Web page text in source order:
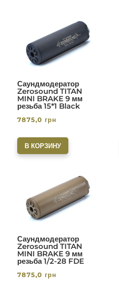
Саундмодератор
Zerosound TITAN
MINI BRAKE 9 мм
резьба 15*1 Black
7875,0 грн
В КОРЗИНУ
Саундмодератор
Zerosound TITAN
MINI BRAKE 9 мм
резьба 1/2-28 FDE
7875,0 грн